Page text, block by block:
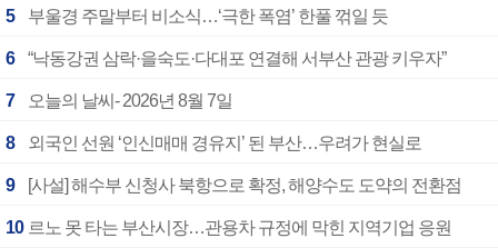
5 부울경 주말부터 비소식…‘극한 폭염’ 한풀 꺾일 듯
6 “낙동강권 삼락·을숙도·다대포 연결해 서부산 관광 키우자”
7 오늘의 날씨- 2026년 8월 7일
8 외국인 선원 ‘인신매매 경유지’ 된 부산…우려가 현실로
9 [사설] 해수부 신청사 북항으로 확정, 해양수도 도약의 전환점
10 르노 못 타는 부산시장…관용차 규정에 막힌 지역기업 응원